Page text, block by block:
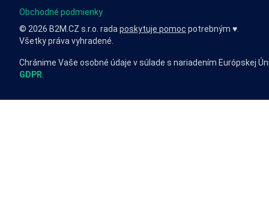
Obchodné podmienky
© 2026 B2M.CZ s.r.o. rada poskytuje pomoc potrebným ♥️.
Všetky práva vyhradené.
Chránime Vaše osobné údaje v súlade s nariadením Európskej
GDPR